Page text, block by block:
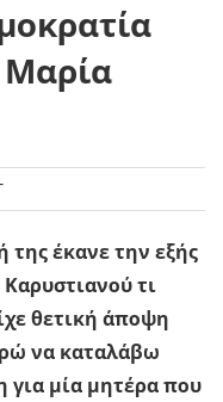
Μαρία
έκανε την εξής
τι
θετική άποψη
να καταλάβω
για μία μητέρα που